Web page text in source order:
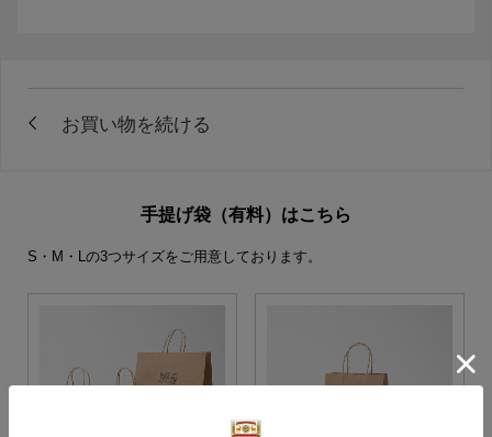
手提げ袋（有料）はこちら
S・M・Lの3つサイズをご用意しております。